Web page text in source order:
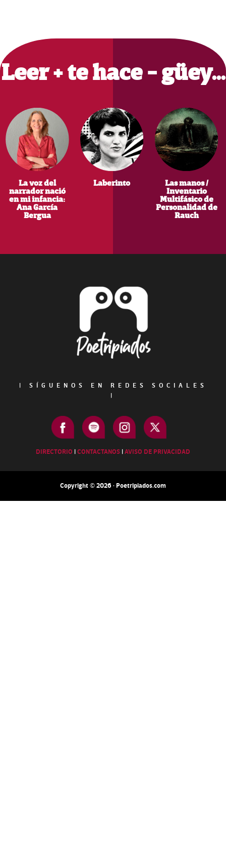
Primary
Sidebar
Leer + te hace - güey…
La voz del
narrador nació
en mi infancia:
Ana García
Bergua
Laberinto
Las manos /
Inventario
Multifásico de
Personalidad de
Rauch
|
SÍGUENOS EN REDES SOCIALES
|
DIRECTORIO |CONTACTANOS |AVISO DE PRIVACIDAD
Copyright © 2026 · Poetripiados.com